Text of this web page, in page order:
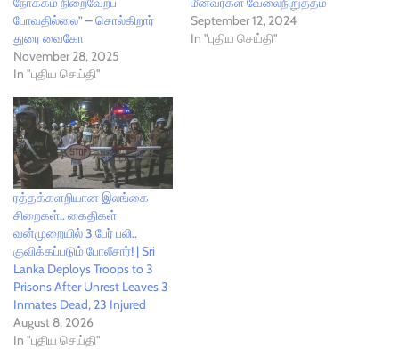
போவதில்லை” – சொல்கிறார்
துரை வைகோ
November 28, 2025
In "புதிய செய்தி"
September 12, 2024
In "புதிய செய்தி"
ரத்தக்களறியான இலங்கை
சிறைகள்.. கைதிகள்
வன்முறையில் 3 பேர் பலி..
குவிக்கப்படும் போலீசார்! | Sri
Lanka Deploys Troops to 3
Prisons After Unrest Leaves 3
Inmates Dead, 23 Injured
August 8, 2026
In "புதிய செய்தி"